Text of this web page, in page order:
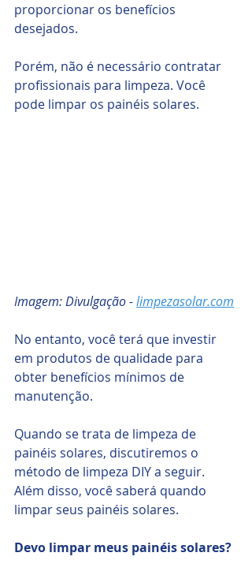
proporcionar os benefícios
desejados.
Porém, não é necessário contratar
profissionais para limpeza. Você
pode limpar os painéis solares.
Imagem: Divulgação - limpezasolar.com
No entanto, você terá que investir
em produtos de qualidade para
obter benefícios mínimos de
manutenção.
Quando se trata de limpeza de
painéis solares, discutiremos o
método de limpeza DIY a seguir.
Além disso, você saberá quando
limpar seus painéis solares.
Devo limpar meus painéis solares?